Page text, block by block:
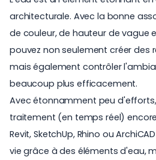
architecturale. Avec la bonne
de couleur, de hauteur de vague
pouvez non seulement créer des
mais également contrôler
beaucoup plus efficacement.
Avec étonnamment peu
traitement (en temps réel)
Revit, SketchUp, Rhino ou
vie grâce à des éléments d'eau,